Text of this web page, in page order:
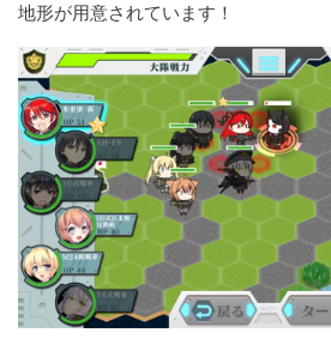
地形が用意されています！